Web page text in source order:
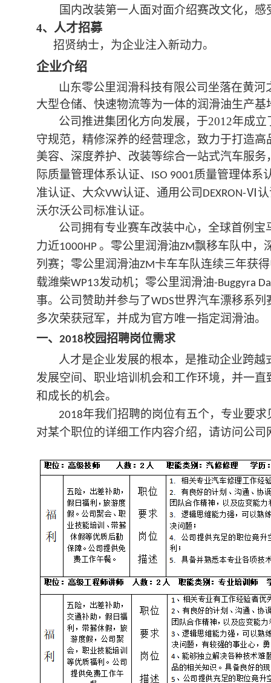
国内改装第一人面对面介绍赛改文化，
4、 人才招募
招贤纳士，为企业注入新动力。
企业介绍
山东零公里润滑科技有限公司坐落在黄
大型仓储、快速物流等为一体的润滑油生产基
公司推进集团化方向发展，于2012年成立
守规范，精修深养的经营理念，致力于打造
美容、深度养护、改装等综合一站式汽车服
际质量管理体系认证、
ISO 9001质量管理体系
准认证、大众VW认证、通用公司 DEXRON-Ⅵ认
沃尔沃公司标准认证。
公司拥有专业赛车改装中心，全球首例宝
力近1000HP 。零公里润滑油ZM飘移车队中，
列赛；零公里润滑油ZM卡车车队连续三年获
载潍柴WP13发动机；零公里润滑油-Buggyra
事。公司赞助并参与了WDS世界汽车漂移系列
多次荣获冠军，并成为官方唯一指定润滑油。
一、 2018校园招聘岗位需求
人才是企业发展的根本，是推动企业跨
发展空间、职业培训机会和工作环境，并一
和成长的机会。
2018年我们招聘的岗位有五个，专业要
对某个职位的详细工作内容介绍，请访问公司